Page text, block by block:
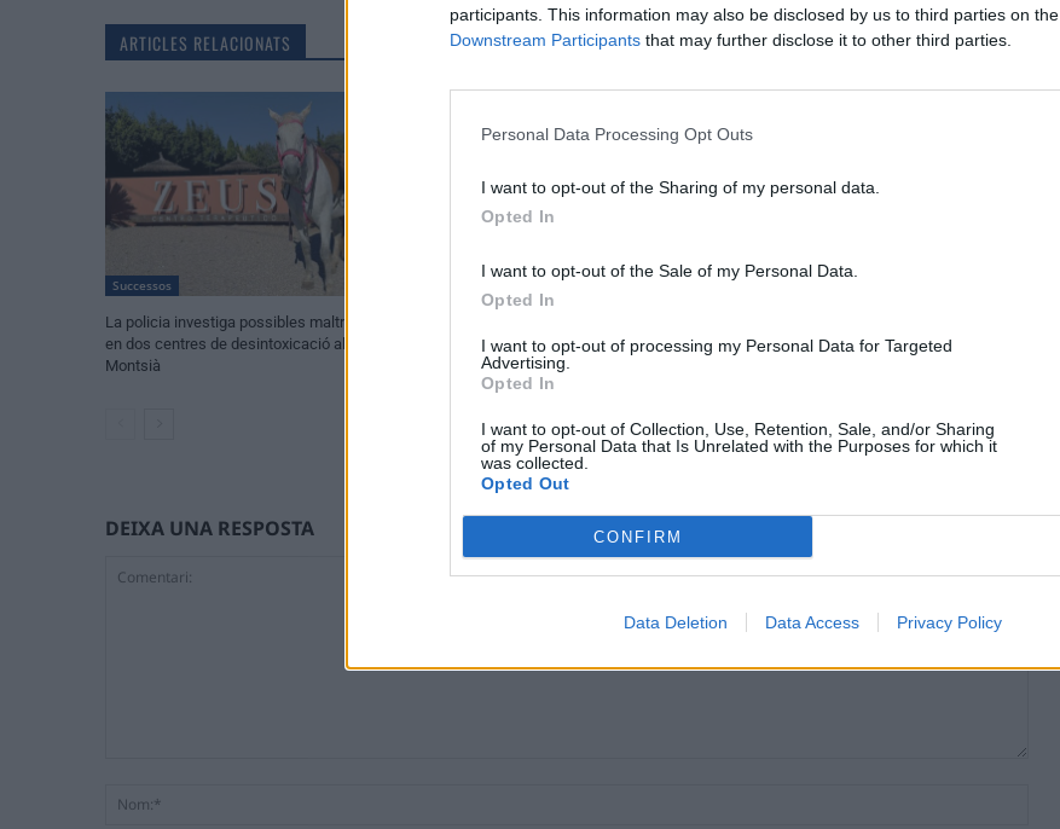
participants. This information may also be disclosed by us to third parties on the
Downstream Participants that may further disclose it to other third parties.
Personal Data Processing Opt Outs
I want to opt-out of the Sharing of my personal data.
Opted In
I want to opt-out of the Sale of my Personal Data.
Opted In
I want to opt-out of processing my Personal Data for Targeted
Advertising.
Opted In
I want to opt-out of Collection, Use, Retention, Sale, and/or Sharing
of my Personal Data that Is Unrelated with the Purposes for which it
was collected.
Opted Out
CONFIRM
Data Deletion Data Access Privacy Policy
ARTICLES RELACIONATS
Successos
La policia investiga possibles maltractes
en dos centres de desintoxicació al
Montsià
furguen en una setmana negra
d’agressions amb ganivets al país
especialitzat en robatoris a vehicles i
DEIXA UNA RESPOSTA